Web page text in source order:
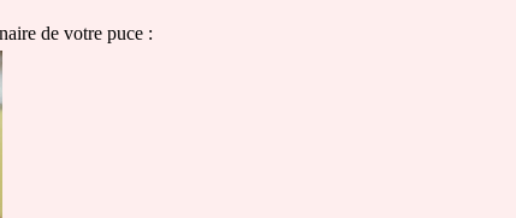
de votre puce :